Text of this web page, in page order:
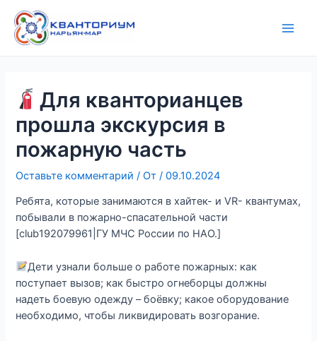
содержимому
Для кванторианцев
прошла экскурсия в
пожарную часть
Оставьте комментарий / От/09.10.2024
Ребята, которые занимаются в хайтек- и VR- квантумах,
побывали в пожарно-спасательной части
[club192079961|ГУ МЧС России по НАО.]
Дети узнали больше о работе пожарных: как
поступает вызов; как быстро огнеборцы должны
надеть боевую одежду – боёвку; какое оборудование
необходимо, чтобы ликвидировать возгорание.
по
записям